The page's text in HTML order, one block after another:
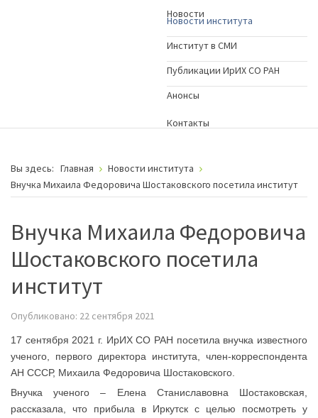
Новости
Новости института
Институт в СМИ
Публикации ИрИХ СО РАН
Анонсы
Контакты
Вы здесь: Главная
Новости института
Внучка Михаила Федоровича Шостаковского посетила институт
Внучка Михаила Федоровича
Шостаковского посетила
институт
Опубликовано: 22 сентября 2021
17 сентября 2021 г. ИрИХ СО РАН посетила внучка известного
ученого, первого директора института, член-корреспондента
АН СССР, Михаила Федоровича Шостаковского.
Внучка ученого – Елена Станиславовна Шостаковская,
рассказала, что прибыла в Иркутск с целью посмотреть у